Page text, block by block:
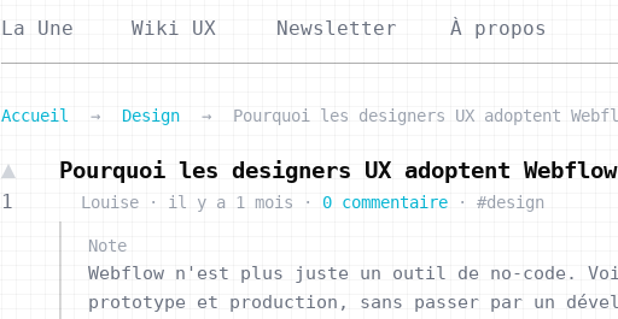
La Une Wiki UX Newsletter À propos
Accueil → Design → Pourquoi les designers UX adoptent
1
Pourquoi les designers UX adoptent
Louise · il y a 1 mois · 0 commentaire · #design
Note
Webflow n'est plus juste un outil de no-code.
prototype et production, sans passer par un